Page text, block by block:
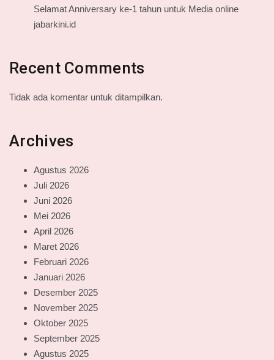
Selamat Anniversary ke-1 tahun untuk Media online
jabarkini.id
Recent Comments
Tidak ada komentar untuk ditampilkan.
Archives
Agustus 2026
Juli 2026
Juni 2026
Mei 2026
April 2026
Maret 2026
Februari 2026
Januari 2026
Desember 2025
November 2025
Oktober 2025
September 2025
Agustus 2025